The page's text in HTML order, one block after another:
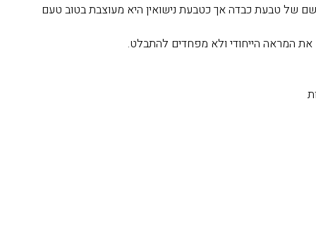
של טבעת כבדה אך כטבעת נישואין היא מעוצבת בטוב טעם
המראה הייחודי ולא מפחדים להתבלט.